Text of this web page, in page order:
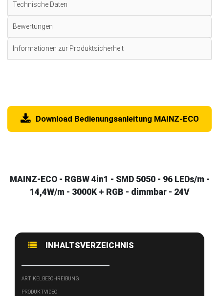
Technische Daten
Bewertungen
Informationen zur Produktsicherheit
Download Bedienungsanleitung MAINZ-ECO
MAINZ-ECO - RGBW 4in1 - SMD 5050 - 96 LEDs/m -
14,4W/m - 3000K + RGB - dimmbar - 24V
INHALTSVERZEICHNIS
ARTIKELBESCHREIBUNG
PRODUKTVIDEO